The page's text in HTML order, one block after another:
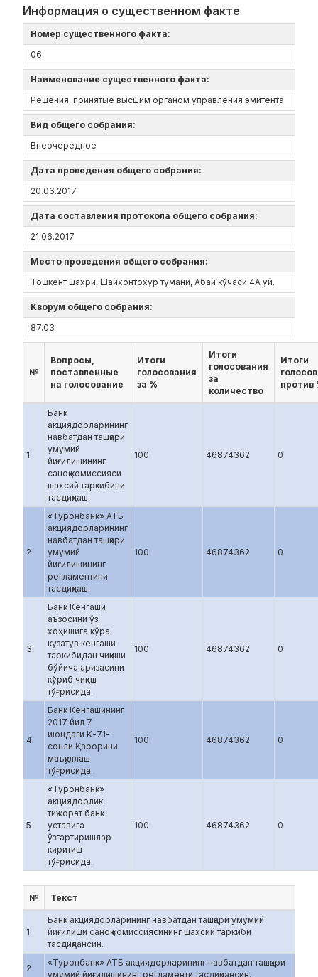
Информация о существенном факте
Номер существенного факта:
06
Наименование существенного факта:
Решения, принятые высшим органом управления эмитента
Вид общего собрания:
Внеочередное
Дата проведения общего собрания:
20.06.2017
Дата составления протокола общего собрания:
21.06.2017
Место проведения общего собрания:
Тошкент шахри, Шайхонтохур тумани, Абай кўчаси 4А уй.
Кворум общего собрания:
87.03
№
Вопросы,
поставленные
на голосование
Итоги
голосования
за %
Итоги
голосования
за
количество
Итоги
против
1
Банк
акциядорларининг
навбатдан ташқари
умумий
йиғилишининг
саноқ комиссияси
шахсий таркибини
тасдиқлаш.
100 46874362 0
2
«Туронбанк» АТБ
акциядорларининг
навбатдан ташқари
умумий
йиғилишининг
регламентини
тасдиқлаш.
100 46874362 0
3
Банк Кенгаши
аъзосини ўз
хоҳишига кўра
кузатув кенгаши
таркибидан чиқиши
бўйича аризасини
кўриб чиқиш
тўғрисида.
100 46874362 0
4
Банк Кенгашининг
2017 йил 7
июндаги К-71-
сонли Қарорини
маъқуллаш
тўғрисида.
100 46874362 0
5
«Туронбанк»
акциядорлик
тижорат банк
уставига
ўзгартиришлар
киритиш
тўғрисида.
100 46874362 0
№ Текст
1
Банк акциядорларининг навбатдан ташқари умумий
йиғилиши саноқ комиссиясининг шахсий таркиби
тасдиқлансин.
2
«Туронбанк» АТБ акциядорларининг навбатдан ташқари
умумий йиғилишининг регламенти тасдиқлансин.